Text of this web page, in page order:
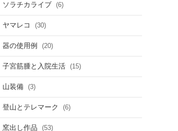
ソラチカライブ (6)
ヤマレコ (30)
器の使用例 (20)
子宮筋腫と入院生活 (15)
山装備 (3)
登山とテレマーク (6)
窯出し作品 (53)